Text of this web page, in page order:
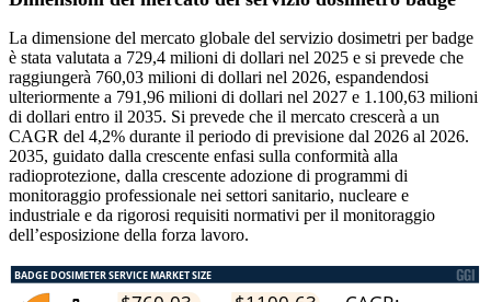
La dimensione del mercato globale del servizio dosimetri per badge
è stata valutata a 729,4 milioni di dollari nel 2025 e si prevede che
raggiungerà 760,03 milioni di dollari nel 2026, espandendosi
ulteriormente a 791,96 milioni di dollari nel 2027 e 1.100,63 milioni
di dollari entro il 2035. Si prevede che il mercato crescerà a un
CAGR del 4,2% durante il periodo di previsione dal 2026 al 2026.
2035, guidato dalla crescente enfasi sulla conformità alla
radioprotezione, dalla crescente adozione di programmi di
monitoraggio professionale nei settori sanitario, nucleare e
industriale e da rigorosi requisiti normativi per il monitoraggio
dell’esposizione della forza lavoro.